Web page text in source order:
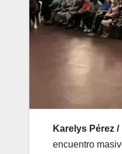
Karelys Pérez
encuentro